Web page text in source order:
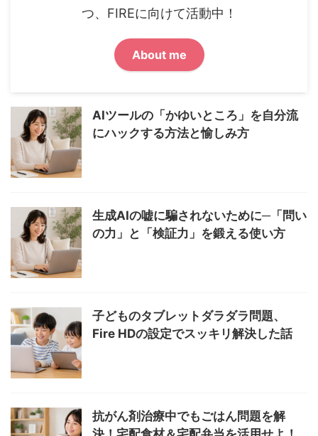
つ、FIREに向けて活動中！
About me
AIツールの「かゆいところ」を自分流
にハックする方法と愉しみ方
生成AIの嘘に騙されないために─「問い
の力」と「検証力」を鍛える使い方
子どものタブレットダラダラ問題、
Fire HDの設定でスッキリ解決した話
抗がん剤治療中でもごはん問題を解